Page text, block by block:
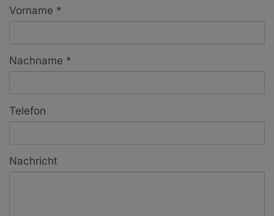
Vorname
Nachname
Telefon
Nachricht